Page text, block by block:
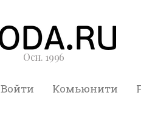
Осн. 1996
Войти Комьюнити